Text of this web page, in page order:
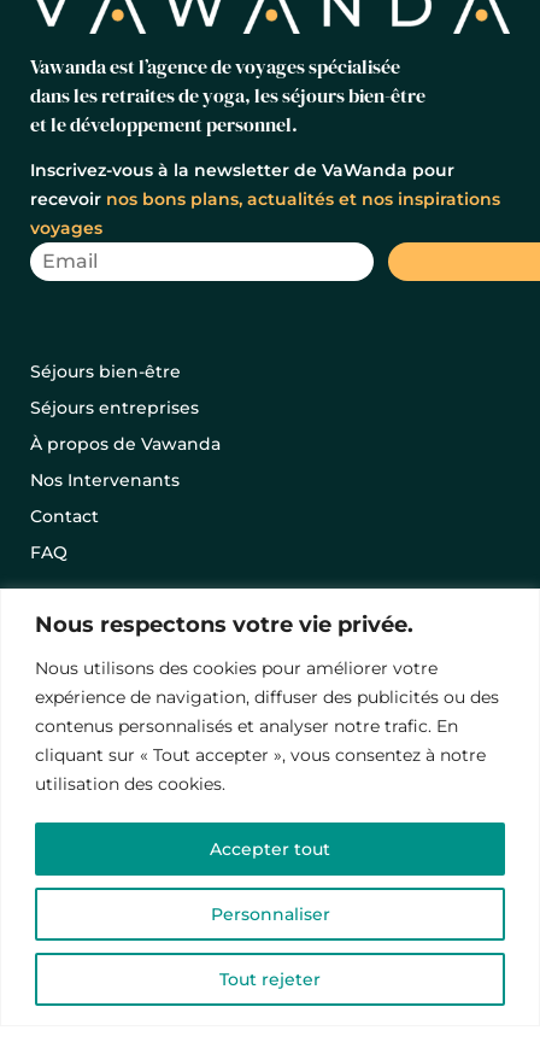
Nous respectons votre vie privée.
Nous utilisons des cookies pour améliorer votre
expérience de navigation, diffuser des publicités ou des
contenus personnalisés et analyser notre trafic. En
cliquant sur « Tout accepter », vous consentez à notre
utilisation des cookies.
Personnaliser
Tout rejeter
Accepter tout
CHOISIR UNE DATE
Vawanda est l’agence de voyages spécialisée
dans les retraites de yoga, les séjours bien-être
et le développement personnel.
Inscrivez-vous à la newsletter de VaWanda pour
recevoir nos bons plans, actualités et nos inspirations
voyages
Séjours bien-être
Séjours entreprises
À propos de Vawanda
Nos Intervenants
Contact
FAQ
Best-sellers
Nos séjours en promo
Offrir un séjour avec une carte cadeau
Conditions Générales de Vente
Mentions légales
Politique de Conﬁdentialité
© 2024 – Vawanda. Tous droits réservés.
Ce site est protégé par reCAPTCHA, les
confidentialitéettermes de contrat.